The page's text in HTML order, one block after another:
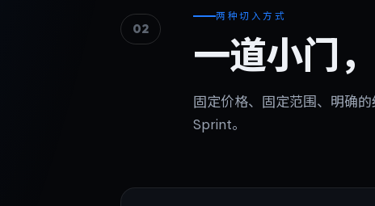
02
两种切入方式
一道小门，
固定价格、固定范围、明确
Sprint。